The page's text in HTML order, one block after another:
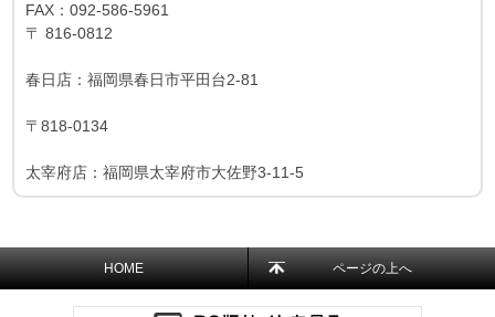
FAX：092-586-5961
〒816-0812
春日店：福岡県春日市平田台2-81
〒818-0134
太宰府店：福岡県太宰府市大佐野3-11-5
HOME ページの上へ